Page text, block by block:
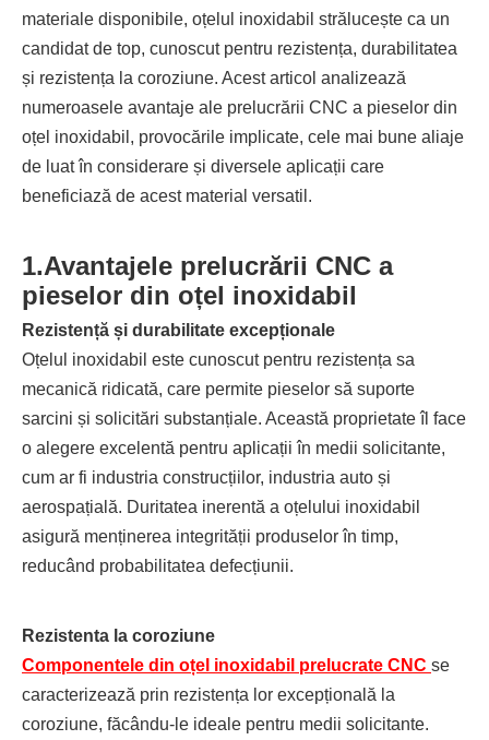
materiale disponibile, oțelul inoxidabil strălucește ca un
candidat de top, cunoscut pentru rezistența, durabilitatea
și rezistența la coroziune. Acest articol analizează
numeroasele avantaje ale prelucrării CNC a pieselor din
oțel inoxidabil, provocările implicate, cele mai bune aliaje
de luat în considerare și diversele aplicații care
beneficiază de acest material versatil.
1.Avantajele prelucrării CNC a
pieselor din oțel inoxidabil
Rezistență și durabilitate excepționale
Oțelul inoxidabil este cunoscut pentru rezistența sa
mecanică ridicată, care permite pieselor să suporte
sarcini și solicitări substanțiale. Această proprietate îl face
o alegere excelentă pentru aplicații în medii solicitante,
cum ar fi industria construcțiilor, industria auto și
aerospațială. Duritatea inerentă a oțelului inoxidabil
asigură menținerea integrității produselor în timp,
reducând probabilitatea defecțiunii.
Rezistenta la coroziune
Componentele din oțel inoxidabil prelucrate CNC se
caracterizează prin rezistența lor excepțională la
coroziune, făcându-le ideale pentru medii solicitante.